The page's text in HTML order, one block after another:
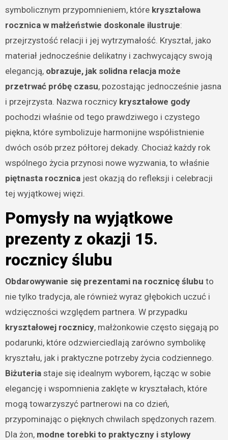
symbolicznym przypomnieniem, które kryształowa
rocznica w małżeństwie doskonale ilustruje:
przejrzystość relacji i jej wytrzymałość. Kryształ, jako
materiał jednocześnie delikatny i zachwycający swoją
elegancją, obrazuje, jak solidna relacja może
przetrwać próbę czasu, pozostając jednocześnie jasna
i przejrzysta. Nazwa rocznicy kryształowe gody
pochodzi właśnie od tego prawdziwego i czystego
piękna, które symbolizuje harmonijne współistnienie
dwóch osób przez półtorej dekady. Chociaż każdy rok
wspólnego życia przynosi nowe wyzwania, to właśnie
piętnasta rocznicajest okazją do refleksji i celebracji
tej wyjątkowej więzi.
Pomysły na wyjątkowe
prezenty z okazji 15.
rocznicy ślubu
Obdarowywanie się prezentami na rocznicę ślubu to
nie tylko tradycja, ale również wyraz głębokich uczuć i
wdzięczności względem partnera. W przypadku
kryształowej rocznicy, małżonkowie często sięgają po
podarunki, które odzwierciedlają zarówno symbolikę
kryształu, jak i praktyczne potrzeby życia codziennego.
Biżuteriastaje się idealnym wyborem, łącząc w sobie
elegancję i wspomnienia zaklęte w kryształach, które
mogą towarzyszyć partnerowi na co dzień,
przypominając o pięknych chwilach spędzonych razem.
Dla żon, modne torebki to praktyczny i stylowy